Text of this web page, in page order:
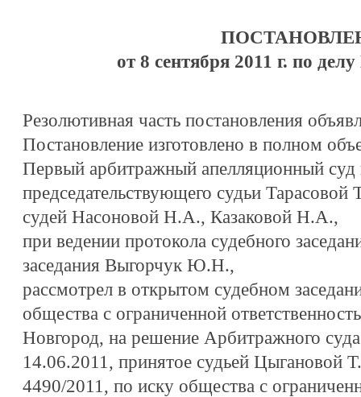
от 8 сентября 2011 г. по
Резолютивная часть постановления
Постановление изготовлено в полном
Первый арбитражный апелляционный суд
председательствующего судьи Тарасовой
судей Насоновой Н.А., Казаковой Н.А.,
при ведении протокола судебного
заседания Выгорчук Ю.Н.,
рассмотрел в открытом судебном
общества с ограниченной
Новгород, на решение Арбитражного
14.06.2011, принятое судьей Цыгановой
4490/2011, по иску общества с